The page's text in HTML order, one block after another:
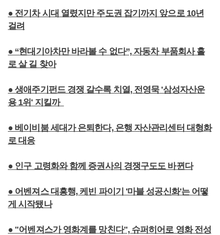
● 전기차 시대 열렸지만 주도권 잡기까지 앞으로 10년
걸려
● “현대기아차만 바라볼 수 없다”, 자동차 부품회사 홀
로 살 길 찾아
● 생애주기펀드 경쟁 갈수록 치열, 전영묵 '삼성자산운
용 1위' 지킬까
● 베이비붐 세대가 은퇴한다, 은행 자산관리센터 대형화
로 대응
● 인구 고령화와 함께 증권사의 경쟁구도도 바뀐다
● 어벤져스 대흥행, 케빈 파이기 '마블 성공신화'는 어떻
게 시작됐나
● "어벤져스가 영화계를 망친다", 슈퍼히어로 영화 전성